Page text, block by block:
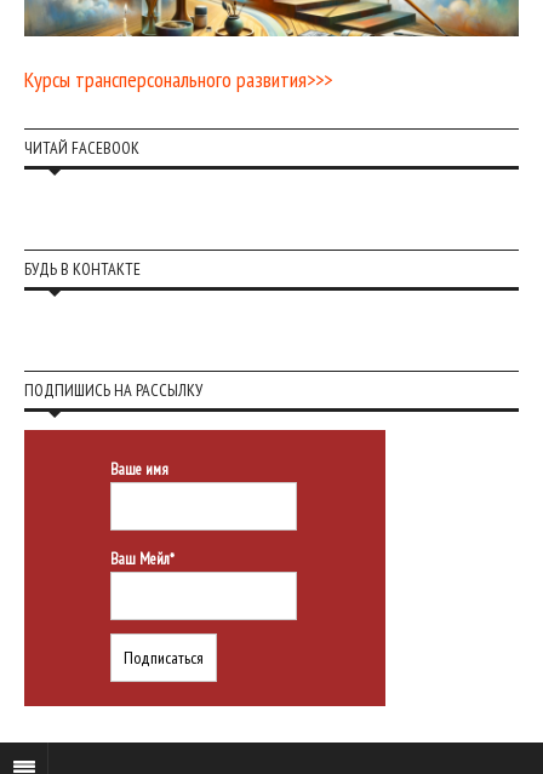
Курсы трансперсонального развития>>>
ЧИТАЙ FACEBOOK
БУДЬ В КОНТАКТЕ
ПОДПИШИСЬ НА РАССЫЛКУ
Ваше имя
Ваш Мейл*